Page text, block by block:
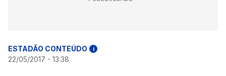
ESTADÃO CONTEÚDO i
22/05/2017 - 13:38